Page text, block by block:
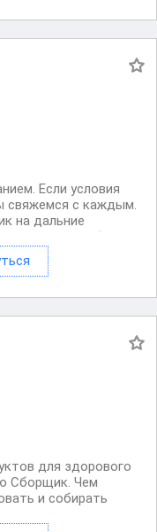
Если условия
свяжемся с каждым.
на дальние
опыта — обучим
вознаграждение
и...
для здорового
Сборщик. Чем
и собирать